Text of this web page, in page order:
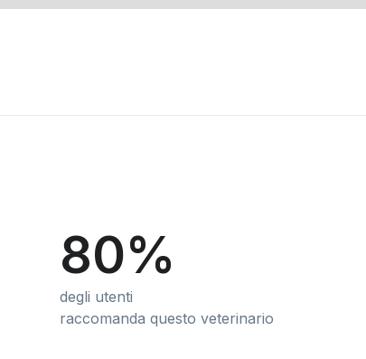
80%
degli utenti
raccomanda questo veterinario